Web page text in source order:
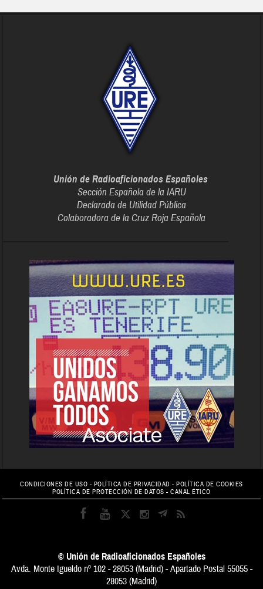
Unión de Radioaficionados Españoles
Sección Española de la IARU
Declarada de Utilidad Pública
Colaboradora de la Cruz Roja Española
CONDICIONES DE USO - POLÍTICA DE PRIVACIDAD -POLÍTICA DE COOKIES
POLÍTICA DE PROTECCIÓN DE DATOS -CANAL ÉTICO
© Unión de Radioaficionados Españoles
Avda. Monte Igueldo nº 102 - 28053 (Madrid) - Apartado Postal 55055 -
28053 (Madrid)